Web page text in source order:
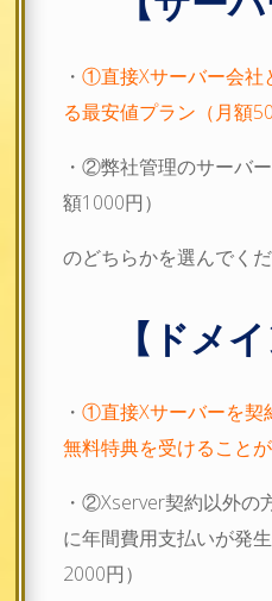
・ ①直接Xサーバー会社
る最安値プラン（月額
・②弊社管理のサーバ
額1000円）
のどちらかを選んでく
【ドメ
・ ①直接Xサーバーを契
無料特典を受けること
・②Xserver契約以外の
に年間費用支払いが発
2000円）